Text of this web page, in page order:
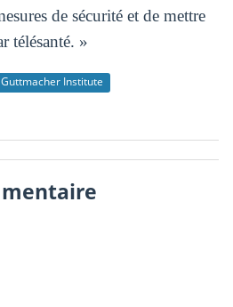
de sécurité et de mettre
télésanté. »
Guttmacher Institute